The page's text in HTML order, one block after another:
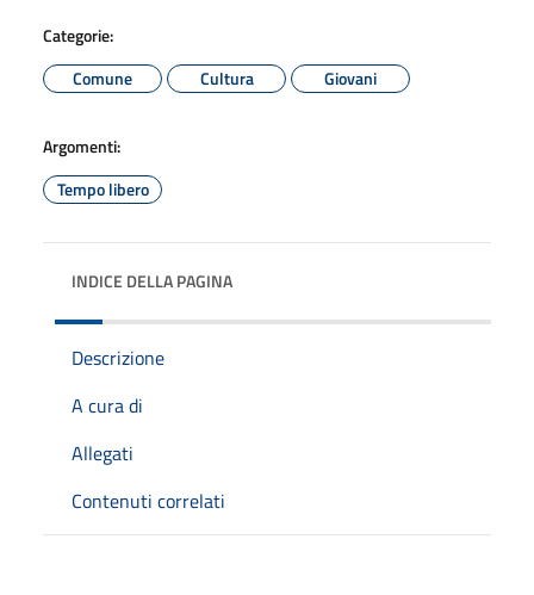
Categorie:
Comune
Cultura Giovani
Argomenti:
Tempo libero
INDICE DELLA PAGINA
Descrizione
A cura di
Allegati
Contenuti correlati